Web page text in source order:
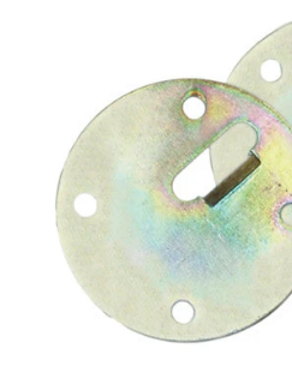
Saltar al contenido principal